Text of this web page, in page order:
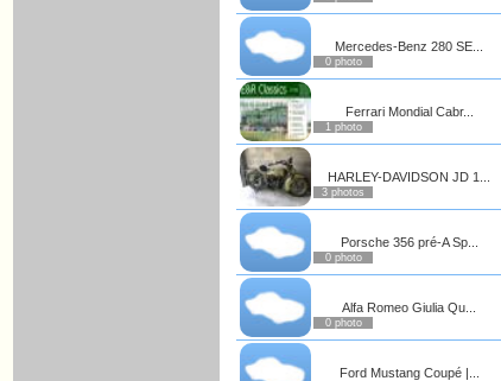
Mercedes-Benz 280 SE...
0 photo
Ferrari Mondial Cabr...
1 photo
HARLEY-DAVIDSON JD 1...
3 photos
Porsche 356 pré-A Sp...
0 photo
Alfa Romeo Giulia Qu...
0 photo
Ford Mustang Coupé |...